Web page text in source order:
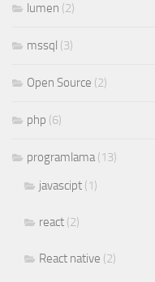
lumen (2)
mssql (3)
Open Source (2)
php (6)
programlama(13)
javascipt (1)
react (2)
React native (2)